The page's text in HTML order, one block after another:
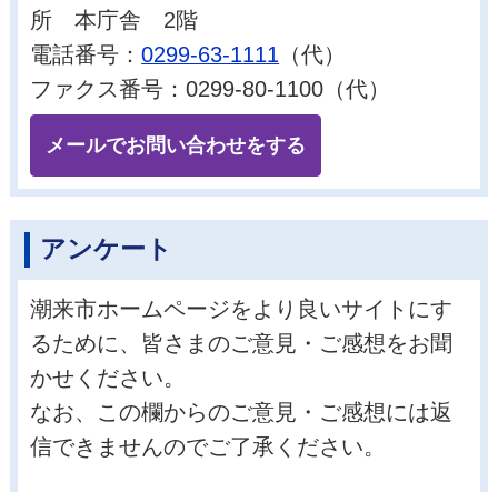
所 本庁舎 2階
電話番号：0299-63-1111 （代）
ファクス番号：0299-80-1100（代）
メールでお問い合わせをする
アンケート
潮来市ホームページをより良いサイトにす
るために、皆さまのご意見・ご感想をお聞
かせください。
なお、この欄からのご意見・ご感想には返
信できませんのでご了承ください。